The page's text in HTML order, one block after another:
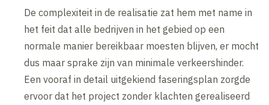
De complexiteit in de realisatie zat hem met name in
het feit dat alle bedrijven in het gebied op een
normale manier bereikbaar moesten blijven, er mocht
dus maar sprake zijn van minimale verkeershinder.
Een vooraf in detail uitgekiend faseringsplan zorgde
ervoor dat het project zonder klachten gerealiseerd